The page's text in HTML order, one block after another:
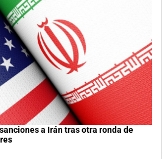
a Irán tras otra ronda de